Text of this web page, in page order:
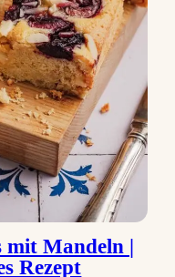
mit Mandeln |
Rezept